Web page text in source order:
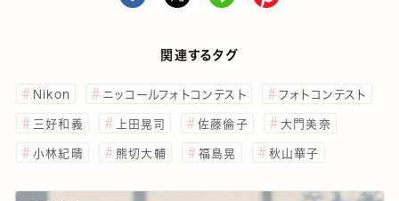
関連するタグ
Nikon ニッコールフォトコンテスト フォトコンテスト
三好和義 上田晃司 佐藤倫子 大門美奈
小林紀晴 熊切大輔 福島晃 秋山華子